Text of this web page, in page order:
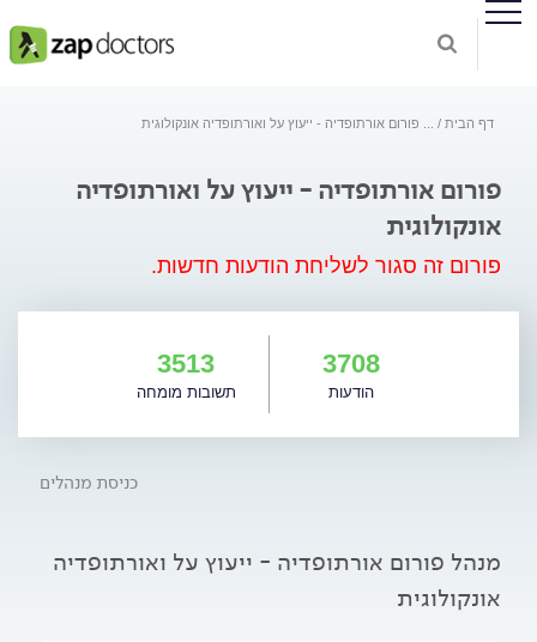
דף הבית פורום אורתופדיה - ייעוץ על ואורתופדיה אונקולוגית
פורום אורתופדיה - ייעוץ על ואורתופדיה
אונקולוגית
פורום זה סגור לשליחת הודעות חדשות.
3708
הודעות
3513
תשובות מומחה
כניסת מנהלים
מנהל פורום אורתופדיה - ייעוץ על ואורתופדיה
אונקולוגית